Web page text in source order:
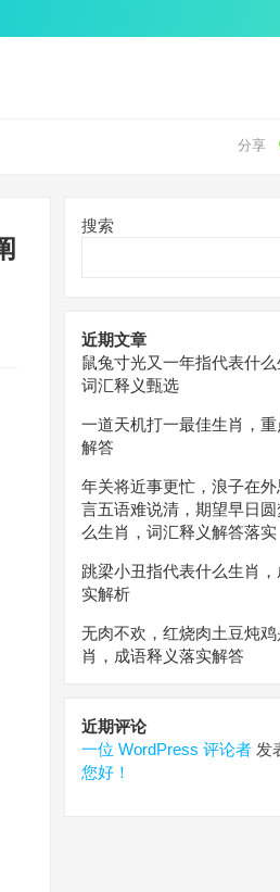
搜索
近期文章
鼠兔寸光又一年指代表什
词汇释义甄选
一道天机打一最佳生肖，
解答
年关将近事更忙，浪子在
言五语难说清，期望早日
么生肖，词汇释义解答落实
跳梁小丑指代表什么生肖
实解析
无肉不欢，红烧肉土豆炖
肖，成语释义落实解答
近期评论
一位 WordPress 评论者 发
您好！